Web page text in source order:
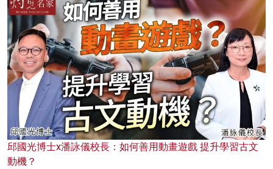
邱國光博士x潘詠儀校長：如何善用動畫遊戲 提升學習古文
動機？